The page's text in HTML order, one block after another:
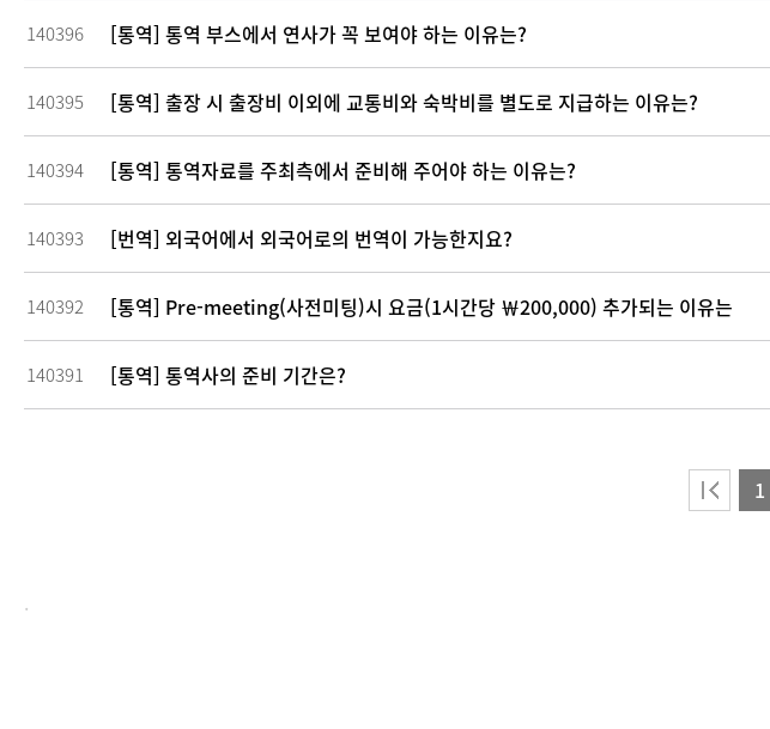
140396 [통역] 통역 부스에서 연사가 꼭 보여야 하는 이유는?
140395 [통역] 출장 시 출장비 이외에 교통비와 숙박비를 별도로 지급하는 이유는?
140394 [통역] 통역자료를 주최측에서 준비해 주어야 하는 이유는?
140393 [번역] 외국어에서 외국어로의 번역이 가능한지요?
140392 [통역] Pre-meeting(사전미팅)시 요금(1시간당 ￦200,000) 추가되는 이유는
140391 [통역] 통역사의 준비 기간은?
1
.